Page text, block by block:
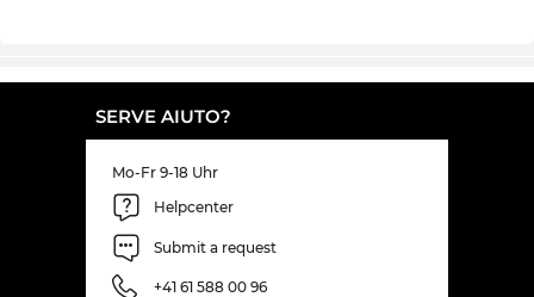
SERVE AIUTO?
Mo-Fr 9-18 Uhr
Helpcenter
Submit a request
+41 61 588 00 96